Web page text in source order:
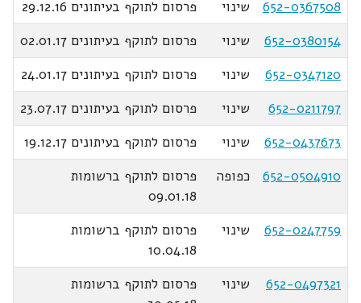
652-0367508
שינוי
פרסום לתוקף בעיתונים 29.12.16
652-0380154
שינוי
פרסום לתוקף בעיתונים 02.01.17
652-0347120
שינוי
פרסום לתוקף בעיתונים 24.01.17
652-0211797
שינוי
פרסום לתוקף בעיתונים 23.07.17
652-0437673
שינוי
פרסום לתוקף בעיתונים 19.12.17
652-0504910
כפופה
פרסום לתוקף ברשומות
09.01.18
652-0247759
שינוי
פרסום לתוקף ברשומות
10.04.18
652-0497321
שינוי
פרסום לתוקף ברשומות